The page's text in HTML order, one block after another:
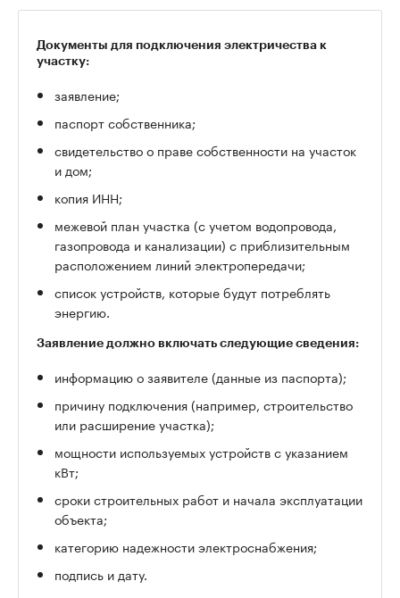
Документы для подключения электричества к
участку:
заявление;
паспорт собственника;
свидетельство о праве собственности на участок
и дом;
копия ИНН;
межевой план участка (с учетом водопровода,
газопровода и канализации) с приблизительным
расположением линий электропередачи;
список устройств, которые будут потреблять
энергию.
Заявление должно включать следующие сведения:
информацию о заявителе (данные из паспорта);
причину подключения (например, строительство
или расширение участка);
мощности используемых устройств с указанием
кВт;
сроки строительных работ и начала эксплуатации
объекта;
категорию надежности электроснабжения;
подпись и дату.